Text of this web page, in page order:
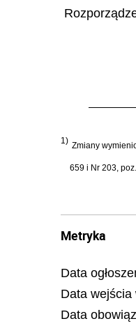
1) Zmiany
659 i Nr 203,
Metryka
Data
Data wejścia
Data